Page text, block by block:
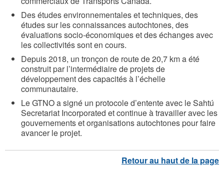
Des études environnementales et techniques, des
études sur les connaissances autochtones, des
évaluations socio-économiques et des échanges avec
les collectivités sont en cours.
Depuis 2018, un tronçon de route de 20,7 km a été
construit par l’intermédiaire de projets de
développement des capacités à l’échelle
communautaire.
Le GTNO a signé un protocole d’entente avec le Sahtú
Secretariat Incorporated et continue à travailler avec les
gouvernements et organisations autochtones pour faire
avancer le projet.